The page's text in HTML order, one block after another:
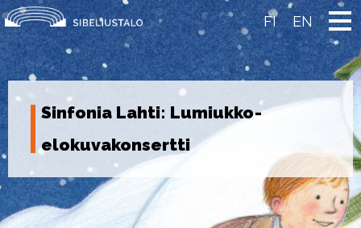
Skip
to
content
FI EN
Sinfonia Lahti: Lumiukko-
elokuvakonsertti